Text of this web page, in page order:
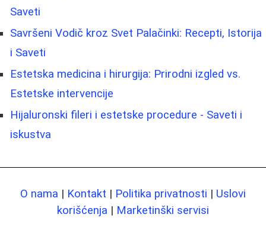
Saveti
Savršeni Vodič kroz Svet Palačinki: Recepti, Istorija
i Saveti
Estetska medicina i hirurgija: Prirodni izgled vs.
Estetske intervencije
Hijaluronski fileri i estetske procedure - Saveti i
iskustva
O nama | Kontakt | Politika privatnosti | Uslovi
korišćenja | Marketinški servisi